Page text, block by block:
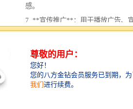
感。
7. **宣传推广**：用于播放广告、
提高场馆的商业价值和影响力。
8. **环境监测**：监测场馆内的环
度和空气质量，确保观众和运动员
通过以上功能，体育场馆影像系统